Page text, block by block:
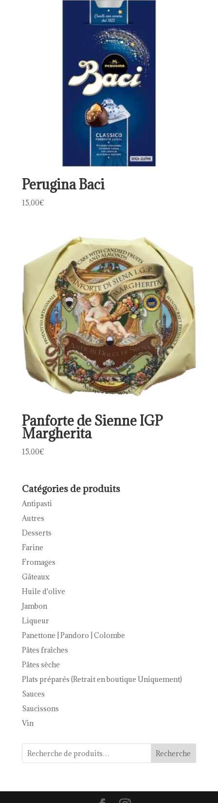
14,00€
Perugina Baci
15,00€
Panforte de Sienne IGP
Margherita
15,00€
Catégories de produits
Antipasti
Autres
Desserts
Farine
Fromages
Gâteaux
Huile d'olive
Jambon
Liqueur
Panettone | Pandoro | Colombe
Pâtes fraîches
Pâtes sèche
Plats préparés (Retrait en boutique Uniquement)
Sauces
Saucissons
Vin
Recherche